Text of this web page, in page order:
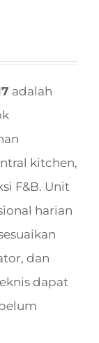
adalah
kitchen,
F&B. Unit
harian
dan
dapat